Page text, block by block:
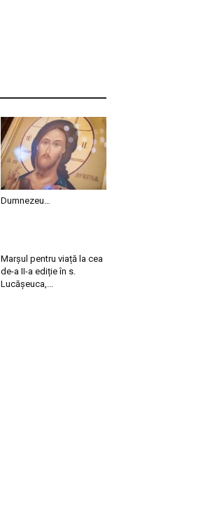
Dumnezeu…
Marșul pentru viață la cea
de-a II-a ediție în s.
Lucășeuca,...